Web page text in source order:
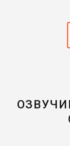
забота.
уникального
знаменитые на
сферой
видео- и аудио-